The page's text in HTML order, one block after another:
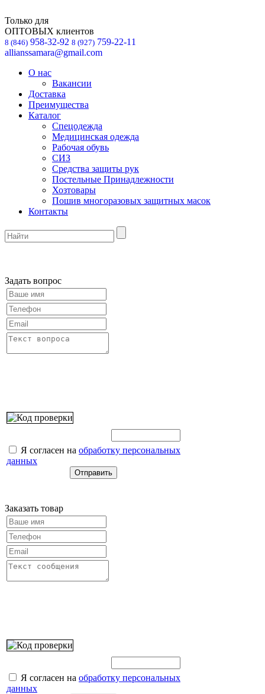
Только для
ОПТОВЫХ клиентов
8 (846) 958-32-92 8 (927) 759-22-11
allianssamara@gmail.com
О нас
Вакансии
Доставка
Преимущества
Каталог
Спецодежда
Медицинская одежда
Рабочая обувь
СИЗ
Средства защиты рук
Постельные Принадлежности
Хозтовары
Пошив многоразовых защитных масок
Контакты
Задать вопрос
Я согласен на обработку персональных
данных
Заказать товар
Я согласен на обработку персональных
данных